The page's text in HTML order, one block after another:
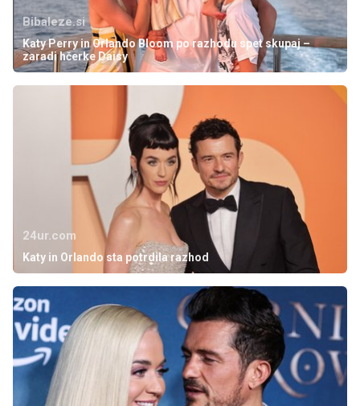
Bibaleze.si
Katy Perry in Orlando Bloom po razhodu spet skupaj –
zaradi hčerke Daisy
24ur.com
Katy in Orlando sta potrdila razhod